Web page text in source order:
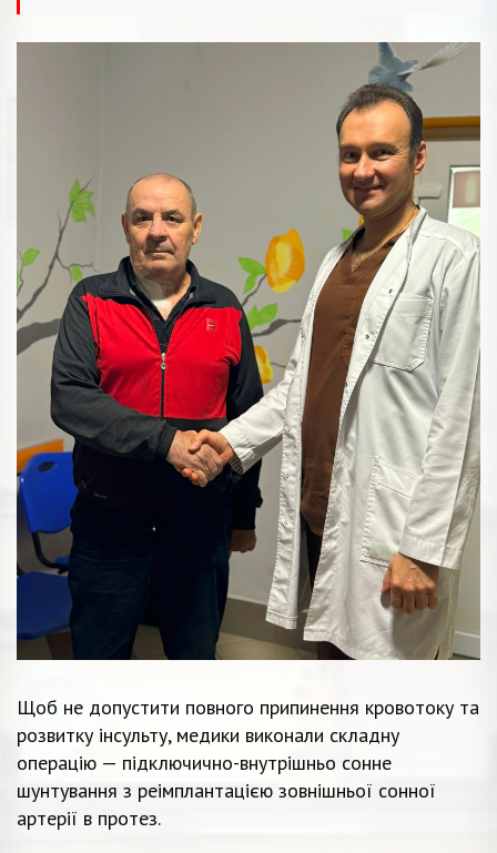
Щоб не допустити повного припинення кровотоку та
розвитку інсульту, медики виконали складну
операцію — підключично-внутрішньо сонне
шунтування з реімплантацією зовнішньої сонної
артерії в протез.